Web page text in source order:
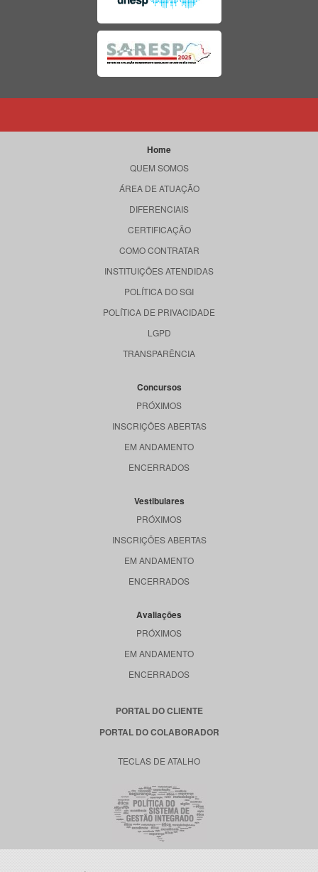
Home
QUEM SOMOS
ÁREA DE ATUAÇÃO
DIFERENCIAIS
CERTIFICAÇÃO
COMO CONTRATAR
INSTITUIÇÕES ATENDIDAS
POLÍTICA DO SGI
POLÍTICA DE PRIVACIDADE
LGPD
TRANSPARÊNCIA
Concursos
PRÓXIMOS
INSCRIÇÕES ABERTAS
EM ANDAMENTO
ENCERRADOS
Vestibulares
PRÓXIMOS
INSCRIÇÕES ABERTAS
EM ANDAMENTO
ENCERRADOS
Avaliações
PRÓXIMOS
EM ANDAMENTO
ENCERRADOS
PORTAL DO CLIENTE
PORTAL DO COLABORADOR
TECLAS DE ATALHO